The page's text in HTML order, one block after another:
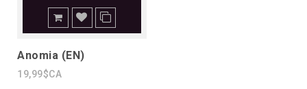
Anomia (EN)
19,99$CA